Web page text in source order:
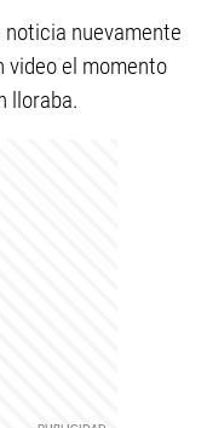
noticia nuevamente
video el momento
lloraba.